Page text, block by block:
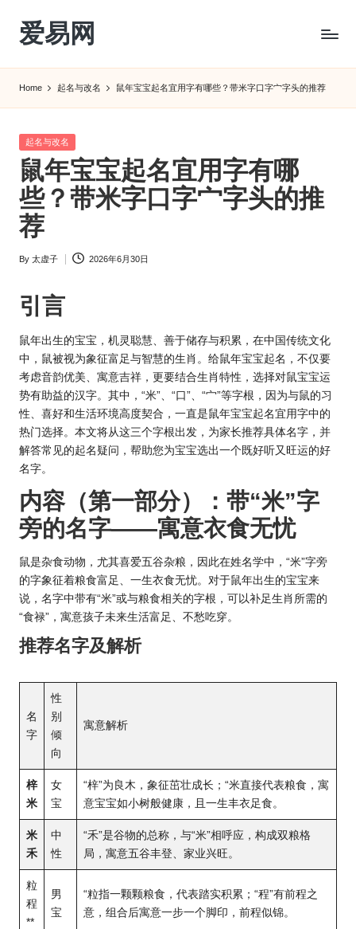
Skip
content
爱易网
转
农
历
阴
历
查
_2ebc.com
Home 起名与改名 鼠年宝宝起名宜用字有哪些？带米字口字宀字头的推荐
Posted
起名与改名
鼠年宝宝起名宜用字有哪
些？带米字口字宀字头的推
荐
Posted
By 太虚子 2026年6月30日
引言
鼠年出生的宝宝，机灵聪慧、善于储存与积累， 在中国传统文化
中，鼠被视为象征富足与智慧的生肖 。给鼠年宝宝起名，不仅要
考虑音韵优美、寓意吉祥，更要结合生肖特性，选择对鼠宝宝运
势有助益的汉字。其中，“米”、“口”、“宀”等字根，因为与鼠的习
性、喜好和生活环境高度契合，一直是鼠年宝宝起名宜用字中的
热门选择。本文将从这三个字根出发，为家长推荐具体名字，并
解答常见的起名疑问，帮助您为宝宝选出一个既好听又旺运的好
名字。
内容（第一部分）：带“米”字
旁的名字——寓意衣食无忧
鼠是杂食动物，尤其喜爱五谷杂粮，因此在姓名学中，“米”字旁
的字象征着粮食富足、一生衣食无忧。对于鼠年出生的宝宝来
说，名字中带有“米”或与粮食相关的字根，可以补足生肖所需的
“食禄”，寓意孩子未来生活富足、不愁吃穿。
推荐名字及解析
名
字
性
别
倾
向
寓意解析
梓
米
女
宝
“梓”为良木，象征茁壮成长；“米直接代表粮食，寓
意宝宝如小树般健康，且一生丰衣足食。
米
禾
中
性
“禾”是谷物的总称，与“米”相呼应，构成双粮格
局，寓意五谷丰登、家业兴旺。
粒
程
**
男
宝
“粒指一颗颗粮食，代表踏实积累；“程”有前程之
意，组合后寓意一步一个脚印，前程似锦。